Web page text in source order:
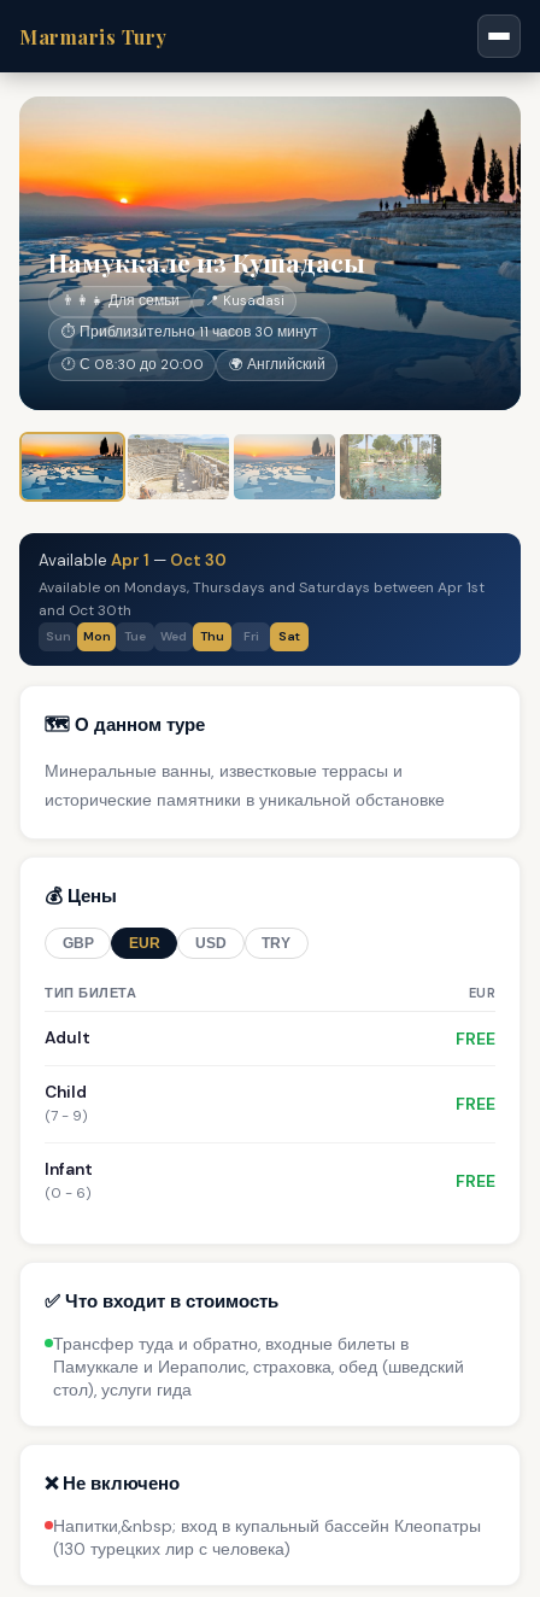
Marmaris Tury
Памуккале из Кушадасы
👨‍👩‍👧 Для семьи
📍 Kusadasi
⏱ Приблизительно 11 часов 30 минут
🕐 С 08:30 до 20:00
🌍 Английский
Available Apr 1 — Oct 30
Available on Mondays, Thursdays and Saturdays between Apr 1st
and Oct 30th
Sun Mon Tue Wed Thu Fri Sat
🗺️ О данном туре
Минеральные ванны, известковые террасы и
исторические памятники в уникальной обстановке
💰 Цены
GBP EUR USD TRY
ТИП БИЛЕТА EUR
Adult FREE
Child
(7 - 9)
FREE
Infant
(0 - 6)
FREE
✅ Что входит в стоимость
Трансфер туда и обратно, входные билеты в
Памуккале и Иераполис, страховка, обед (шведский
стол), услуги гида
❌ Не включено
Напитки,&nbsp; вход в купальный бассейн Клеопатры
(130 турецких лир с человека)